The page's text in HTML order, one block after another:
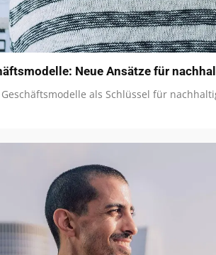
Neue Ansätze für
Geschäftsmodelle als Schlüssel für